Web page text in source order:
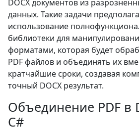
DOCX документов из
данных. Такие задачи
использование
библиотеки для
форматами, которая будет
PDF файлов и объединять их
кратчайшие сроки, создавая
точный DOCX результат.
Объединение PDF в
C#